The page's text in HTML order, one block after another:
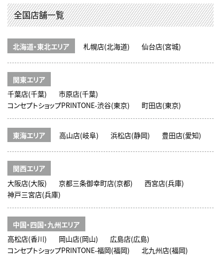
全国店舗一覧
北海道・東北エリア 札幌店(北海道) 仙台店(宮城)
関東エリア
千葉店(千葉)
市原店(千葉)
コンセプトショップPRINTONE-渋谷(東京)
町田店(東京)
東海エリア 高山店(岐阜) 浜松店(静岡) 豊田店(愛知)
関西エリア
大阪店(大阪)
京都三条御幸町店(京都)
西宮店(兵庫)
神戸三宮店(兵庫)
中国・四国・九州エリア
高松店(香川)
岡山店(岡山)
広島店(広島)
コンセプトショップPRINTONE-福岡(福岡)
北九州店(福岡)